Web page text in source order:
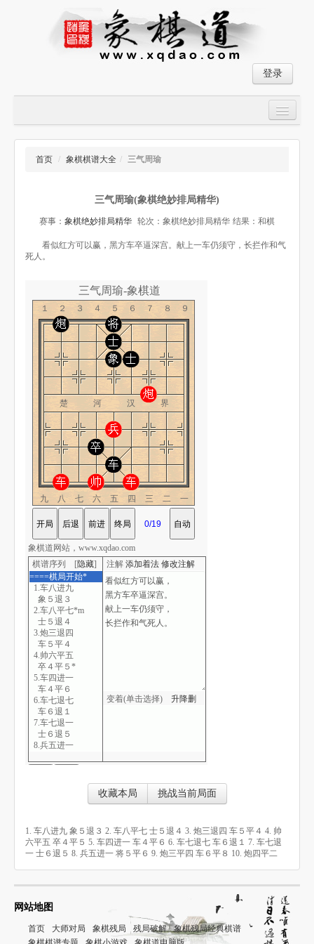
登录
大师对局
象棋小游戏
首页 / 象棋棋谱大全 / 三气周瑜
三气周瑜(象棋绝妙排局精华)
赛事： 象棋绝妙排局精华 轮次：象棋绝妙排局精华 结果：和棋
看似红方可以赢，黑方车卒逼深宫。献上一车仍须守，长拦作和气
死人。
三气周瑜-象棋道
１２３４５６７８９
楚 河 汉 界
九八七六五四三二一
棋谱序列 [隐藏]
====棋局开始*
1.车八进九
象５退３
2.车八平七*m
士５退４
3.炮三退四
车５平４
4.帅六平五
卒４平５*
5.车四进一
车４平６
6.车七退七
车６退１
7.车七退一
士６退５
8.兵五进一
9.炮三平四
注解 添加着法 修改注解
变着(单击选择) 升降删
象棋道网站，www.xqdao.com
收藏本局 挑战当前局面
1. 车八进九 象５退３ 2. 车八平七 士５退４ 3. 炮三退四 车５平４ 4. 帅
六平五 卒４平５ 5. 车四进一 车４平６ 6. 车七退七 车６退１ 7. 车七退
一 士６退５ 8. 兵五进一 将５平６ 9. 炮三平四 车６平８ 10. 炮四平二
网站地图
首页 大师对局 象棋残局 残局破解
象棋残局经典棋谱